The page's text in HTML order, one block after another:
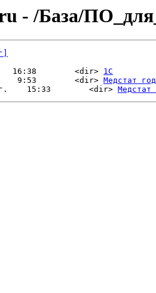
- /База/
16:38        <dir>
1С
9:53        <dir>
Медстат
15:33        <dir>
Медстат